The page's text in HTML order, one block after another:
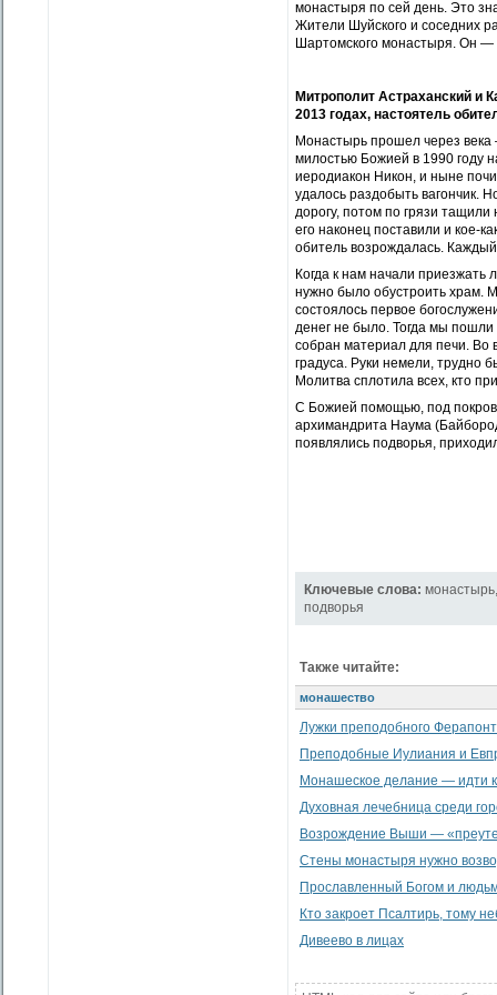
монастыря по сей день. Это
Жители Шуйского и соседних
Шартомского монастыря. Он —
Митрополит Астраханский и
2013 годах, настоятель
Монастырь прошел через века
милостью Божией в 1990 году
иеродиакон Никон, и ныне
удалось раздобыть вагончик.
дорогу, потом по грязи тащили
его наконец поставили и кое-
обитель возрождалась.
Когда к нам начали приезжать
нужно было обустроить храм.
состоялось первое
денег не было. Тогда мы
собран материал для печи. Во
градуса. Руки немели, трудно
Молитва сплотила всех, кто
С Божией помощью, под
архимандрита Наума
появлялись подворья,
Ключевые слова: монастырь
подворья
Также читайте:
монашество
Лужки преподобного
Преподобные Иулиания и
Монашеское делание — идти
Духовная лечебница среди
Возрождение Выши —
Стены монастыря нужно
Прославленный Богом и
Кто закроет Псалтирь, тому
Дивеево в лицах